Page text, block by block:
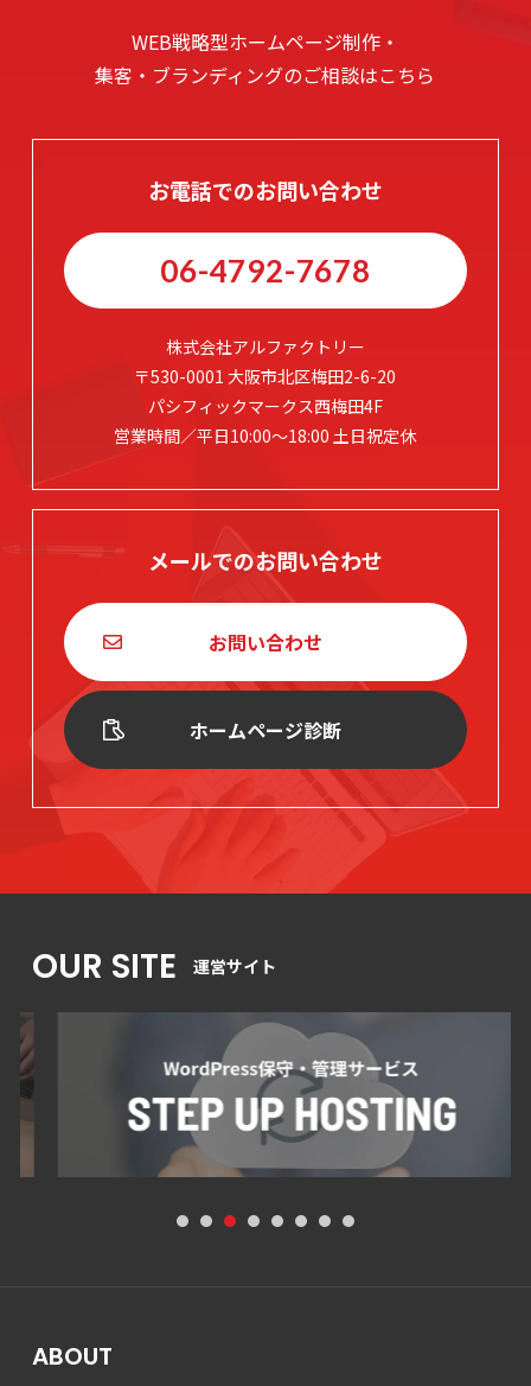
WEB戦略型ホームページ制作・
集客・ブランディングのご相談はこちら
お電話でのお問い合わせ
06-4792-7678
株式会社アルファクトリー
〒530-0001 大阪市北区梅田2-6-20
パシフィックマークス西梅田4F
営業時間／平日10:00～18:00 土日祝定休
メールでのお問い合わせ
お問い合わせ
ホームページ診断
OUR SITE 運営サイト
1 2 3 4 5 6 7 8
ABOUT